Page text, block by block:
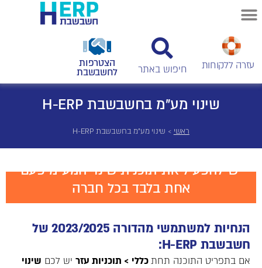
עזרה ללקוחות הצטרפות
לחשבשבת
שינוי מע"מ בחשבשבת H-ERP
ראשי > שינוי מע"מ בחשבשבת H-ERP
יש להפעיל את תוכנית שינוי המע"מ פעם
אחת בלבד בכל חברה
הנחיות למשתמשי מהדורה 2023/2025 של
חשבשבת H-ERP:
אם בתפריט התוכנה תחתכללי > תוכניות עזר יש לכם שינוי